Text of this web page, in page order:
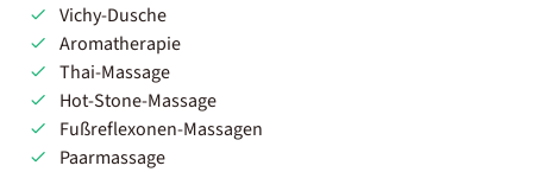
Vichy-Dusche
Aromatherapie
Thai-Massage
Hot-Stone-Massage
Fußreflexonen-Massagen
Paarmassage